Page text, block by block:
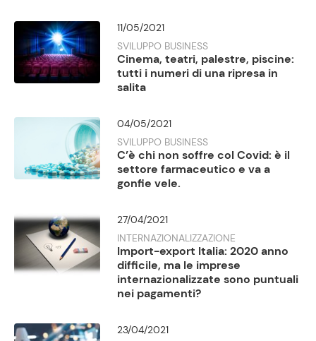
11/05/2021
SVILUPPO BUSINESS
Cinema, teatri, palestre, piscine:
tutti i numeri di una ripresa in
salita
04/05/2021
SVILUPPO BUSINESS
C’è chi non soffre col Covid: è il
settore farmaceutico e va a
gonfie vele.
27/04/2021
INTERNAZIONALIZZAZIONE
Import-export Italia: 2020 anno
difficile, ma le imprese
internazionalizzate sono puntuali
nei pagamenti?
23/04/2021